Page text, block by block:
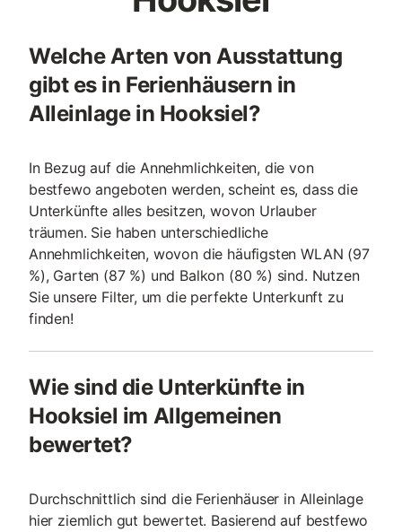
Welche Arten von Ausstattung
gibt es in Ferienhäusern in
Alleinlage in Hooksiel?
In Bezug auf die Annehmlichkeiten, die von
bestfewo angeboten werden, scheint es, dass die
Unterkünfte alles besitzen, wovon Urlauber
träumen. Sie haben unterschiedliche
Annehmlichkeiten, wovon die häufigsten WLAN (97
%), Garten (87 %) und Balkon (80 %) sind. Nutzen
Sie unsere Filter, um die perfekte Unterkunft zu
finden!
Wie sind die Unterkünfte in
Hooksiel im Allgemeinen
bewertet?
Durchschnittlich sind die Ferienhäuser in Alleinlage
hier ziemlich gut bewertet. Basierend auf bestfewo